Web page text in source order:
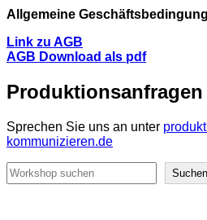
Allgemeine
Link zu AGB
AGB Download als pdf
Produktionsanfragen
Sprechen Sie uns an unter
kommunizieren.de
Suchen
Suchen